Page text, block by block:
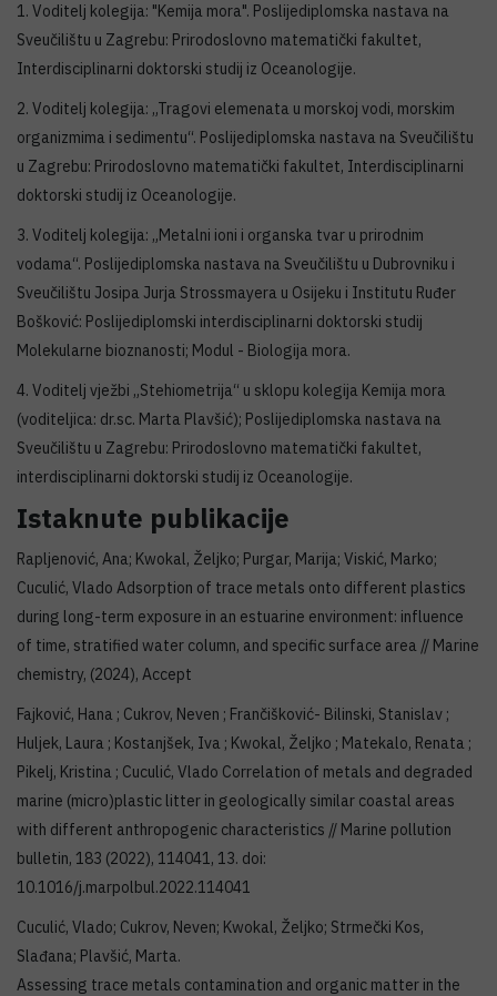
1. Voditelj kolegija: "Kemija mora". Poslijediplomska nastava na
Sveučilištu u Zagrebu: Prirodoslovno matematički fakultet,
Interdisciplinarni doktorski studij iz Oceanologije.
2. Voditelj kolegija: „Tragovi elemenata u morskoj vodi, morskim
organizmima i sedimentu“. Poslijediplomska nastava na Sveučilištu
u Zagrebu: Prirodoslovno matematički fakultet, Interdisciplinarni
doktorski studij iz Oceanologije.
3. Voditelj kolegija: „Metalni ioni i organska tvar u prirodnim
vodama“. Poslijediplomska nastava na Sveučilištu u Dubrovniku i
Sveučilištu Josipa Jurja Strossmayera u Osijeku i Institutu Ruđer
Bošković: Poslijediplomski interdisciplinarni doktorski studij
Molekularne bioznanosti; Modul - Biologija mora.
4. Voditelj vježbi „Stehiometrija“ u sklopu kolegija Kemija mora
(voditeljica: dr.sc. Marta Plavšić); Poslijediplomska nastava na
Sveučilištu u Zagrebu: Prirodoslovno matematički fakultet,
interdisciplinarni doktorski studij iz Oceanologije.
Istaknute publikacije
Rapljenović, Ana; Kwokal, Željko; Purgar, Marija; Viskić, Marko;
Cuculić, Vlado Adsorption of trace metals onto different plastics
during long-term exposure in an estuarine environment: influence
of time, stratified water column, and specific surface area // Marine
chemistry, (2024), Accept
Fajković, Hana ; Cukrov, Neven ; Frančišković- Bilinski, Stanislav ;
Huljek, Laura ; Kostanjšek, Iva ; Kwokal, Željko ; Matekalo, Renata ;
Pikelj, Kristina ; Cuculić, Vlado Correlation of metals and degraded
marine (micro)plastic litter in geologically similar coastal areas
with different anthropogenic characteristics // Marine pollution
bulletin, 183 (2022), 114041, 13. doi:
10.1016/j.marpolbul.2022.114041
Cuculić, Vlado; Cukrov, Neven; Kwokal, Željko; Strmečki Kos,
Slađana; Plavšić, Marta.
Assessing trace metals contamination and organic matter in the